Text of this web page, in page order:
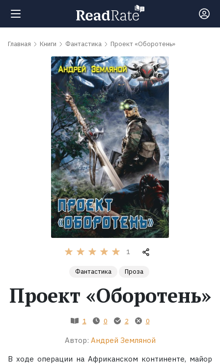
Поиск
Рейтинги
обсуждаемые
Экранизации
Главная Книги Фантастика Проект «Оборотень»
1
Фантастика Проза
Проект «Оборотень»
1 0 2 0
Автор: Андрей Земляной
В ходе операции на Африканском континенте, майор